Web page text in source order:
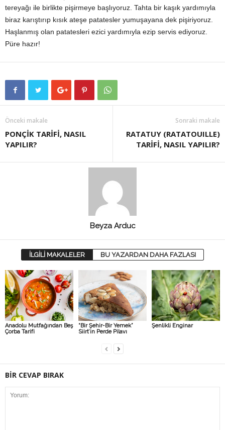
tereyağı ile birlikte pişirmeye başlıyoruz. Tahta bir kaşık yardımıyla
biraz karıştırıp kısık ateşe patatesler yumuşayana dek pişiriyoruz.
Haşlanmış olan patatesleri ezici yardımıyla ezip servis ediyoruz.
Püre hazır!
Önceki makale
PONÇİK TARİFİ, NASIL
YAPILIR?
Sonraki makale
RATATUY (RATATOUILLE)
TARİFİ, NASIL YAPILIR?
Beyza Arduc
İLGİLİ MAKALELER BU YAZARDAN DAHA FAZLASI
Anadolu Mutfağından Beş
Çorba Tarifi
“Bir Şehir-Bir Yemek”
Siirt’in Perde Pilavı
Şenlikli Enginar
BİR CEVAP BIRAK